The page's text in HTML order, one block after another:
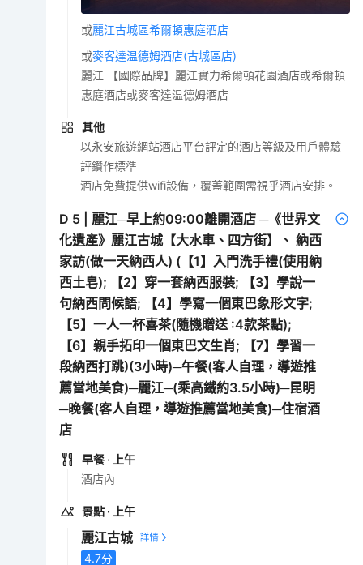
或麗江古城區希爾頓惠庭酒店
或麥客達温德姆酒店(古城區店)
麗江 【國際品牌】麗江實力希爾頓花園酒店或希爾頓
惠庭酒店或麥客達温德姆酒店
其他
以永安旅遊網站酒店平台評定的酒店等級及用戶體驗
評鑽作標準
酒店免費提供wifi設備，覆蓋範圍需視乎酒店安排。
D 5
麗江─早上約09:00離開酒店 ─《世界文
化遺產》麗江古城【大水車、四方街】、 納西
家訪(做一天納西人) (【1】入門洗手禮(使用納
西土皂); 【2】穿一套納西服裝; 【3】學說一
句納西問候語; 【4】學寫一個東巴象形文字;
【5】一人一杯喜茶(隨機贈送 :4款茶點);
【6】親手拓印一個東巴文生肖; 【7】學習一
段納西打跳)(3小時)─午餐(客人自理，導遊推
薦當地美食)─麗江─(乘高鐵約3.5小時)─昆明
─晚餐(客人自理，導遊推薦當地美食)─住宿酒
店
早餐 · 上午
酒店內
景點 · 上午
麗江古城
4.7分